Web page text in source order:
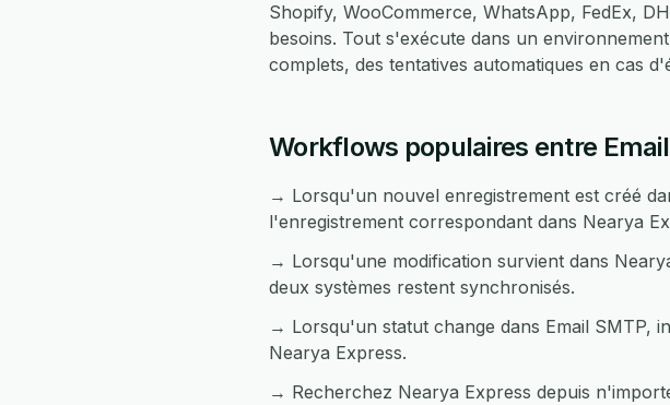
Shopify, WooCommerce, WhatsApp, FedEx,
besoins. Tout s'exécute dans un
complets, des tentatives automatiques en cas
Workflows populaires entre
→ Lorsqu'un nouvel enregistrement est créé
l'enregistrement correspondant dans Nearya
→ Lorsqu'une modification survient dans
deux systèmes restent synchronisés.
→ Lorsqu'un statut change dans Email SMTP,
Nearya Express.
→ Recherchez Nearya Express depuis